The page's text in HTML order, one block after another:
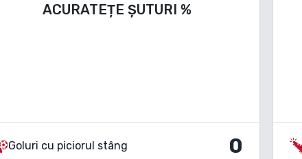
ACURATEȚE ȘUTURI %
Goluri cu piciorul stâng 0